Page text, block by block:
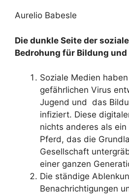
Aurelio Babesle
Die dunkle Seite der
Bedrohung für Bildung
Soziale Medien
gefährlichen Virus
Jugend und das
infiziert. Diese
nichts anderes als
Pferd, das die
Gesellschaft
einer ganzen
Die ständige
Benachrichtigungen